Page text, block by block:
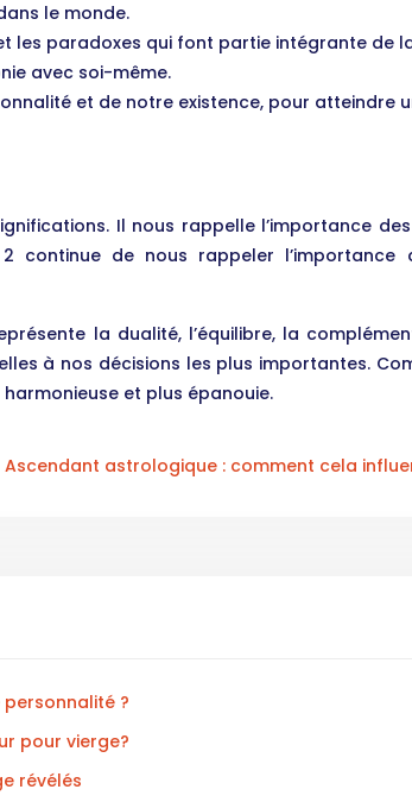
le monde.
les paradoxes qui font partie intégrante de
avec soi-même.
et de notre existence, pour atteindre
Il nous rappelle l’importance
continue de nous rappeler
la dualité, l’équilibre, la
à nos décisions les plus importantes.
et plus épanouie.
Ascendant astrologique : comment cela
?
pour vierge?
révélés